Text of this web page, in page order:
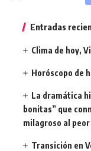
Entradas
Clima de hoy,
Horóscopo de
La dramática
bonitas” que
milagroso al peor
Transición en